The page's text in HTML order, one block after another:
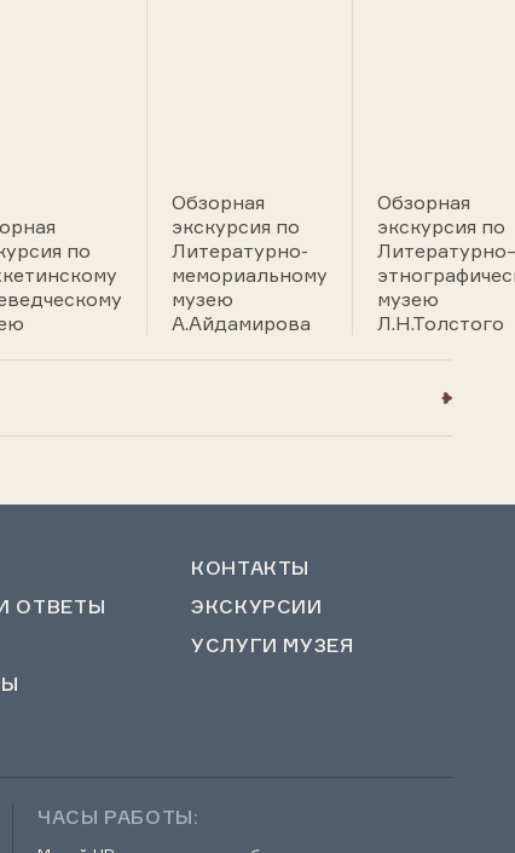
по
Обзорная
экскурсия по
Литературно-
мемориальному
музею
А.Айдамирова
Обзорная
экскурсия по
музею
Л.Н.Толстого
КОНТАКТЫ
ОТВЕТЫ
ЭКСКУРСИИ
УСЛУГИ МУЗЕЯ
ЧАСЫ РАБОТЫ: